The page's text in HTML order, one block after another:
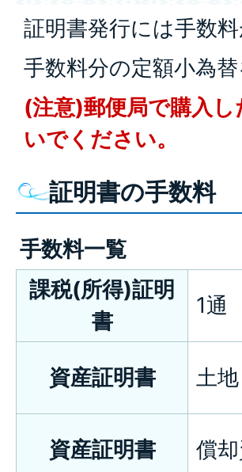
証明書発行には手数
手数料分の定額小為
(注意)郵便局で購入
いでください。
証明書の手数料
手数料一覧
課税(所得)証明
書
1通
資産証明書 土
資産証明書 償